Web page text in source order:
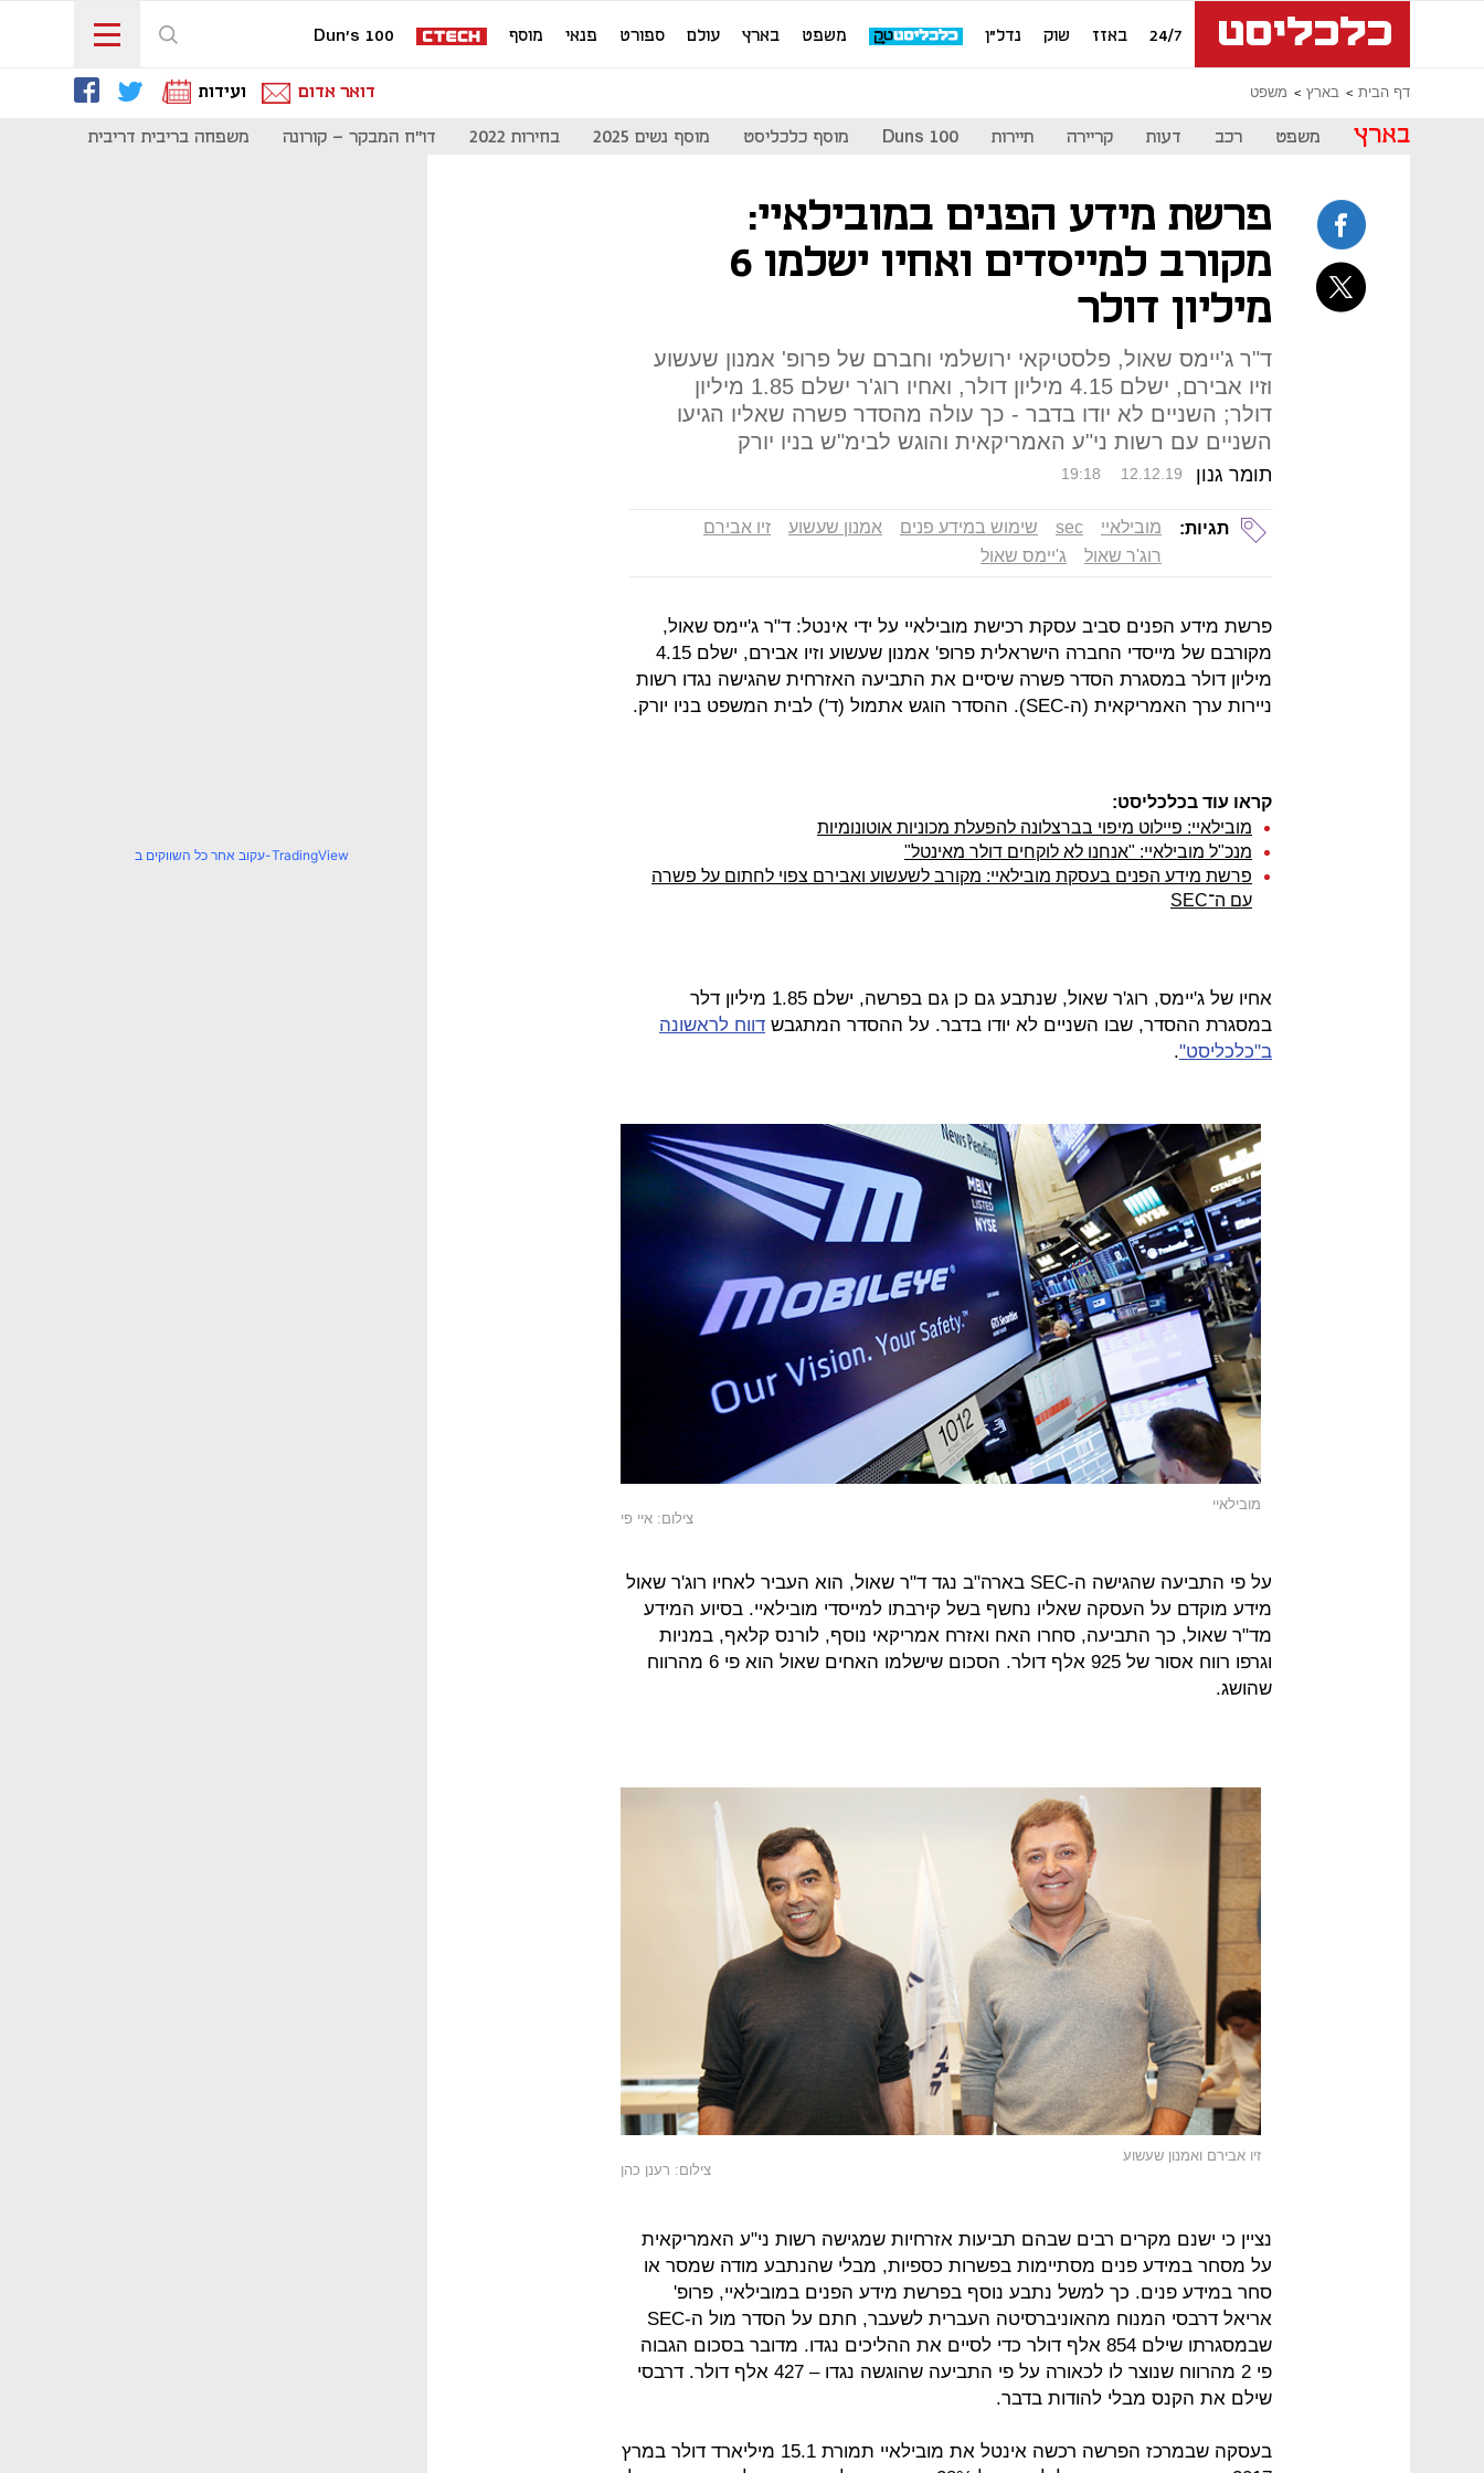
24/7 באזז שוק נדל"ן משפט בארץ עולם ספורט פנאי מוסף Dun's 100
דף הבית בארץ משפט דואר אדום ועידות
בארץ משפט רכב דעות קריירה תיירות Duns 100 מוסף כלכליסט מוסף נשים 2025 בחירות 2022 דו"ח המבקר - קורונה משפחה בריבית דריבית
פרשת מידע הפנים במובילאיי:
מקורב למייסדים ואחיו ישלמו 6
מיליון דולר
ד"ר ג'יימס שאול, פלסטיקאי ירושלמי וחברם של פרופ' אמנון שעשוע
וזיו אבירם, ישלם 4.15 מיליון דולר, ואחיו רוג'ר ישלם 1.85 מיליון
דולר; השניים לא יודו בדבר - כך עולה מהסדר פשרה שאליו הגיעו
השניים עם רשות ני"ע האמריקאית והוגש לבימ"ש בניו יורק
תומר גנון 19:18 12.12.19
תגיות: מובילאיי sec שימוש במידע פנים אמנון שעשוע
זיו אבירם
רוג'ר שאול
ג'יימס שאול
פרשת מידע הפנים סביב עסקת רכישת מובילאיי על ידי אינטל: ד"ר ג'יימס שאול,
מקורבם של מייסדי החברה הישראלית פרופ' אמנון שעשוע וזיו אבירם, ישלם 4.15
מיליון דולר במסגרת הסדר פשרה שיסיים את התביעה האזרחית שהגישה נגדו רשות
ניירות ערך האמריקאית (ה-SEC). ההסדר הוגש אתמול (ד') לבית המשפט בניו יורק.
קראו עוד בכלכליסט:
מובילאיי: פיילוט מיפוי בברצלונה להפעלת מכוניות אוטונומיות
מנכ"ל מובילאיי: "אנחנו לא לוקחים דולר מאינטל"
פרשת מידע הפנים בעסקת מובילאיי: מקורב לשעשוע ואבירם צפוי לחתום על פשרה
עם ה־SEC
אחיו של ג'יימס, רוג'ר שאול, שנתבע גם כן גם בפרשה, ישלם 1.85 מיליון דלר
במסגרת ההסדר, שבו השניים לא יודו בדבר. על ההסדר המתגבש דווח לראשונה
ב"כלכליסט".
מובילאיי
צילום: איי פי
על פי התביעה שהגישה ה-SEC בארה"ב נגד ד"ר שאול, הוא העביר לאחיו רוג'ר שאול
מידע מוקדם על העסקה שאליו נחשף בשל קירבתו למייסדי מובילאיי. בסיוע המידע
מד"ר שאול, כך התביעה, סחרו האח ואזרח אמריקאי נוסף, לורנס קלאף, במניות
וגרפו רווח אסור של 925 אלף דולר. הסכום שישלמו האחים שאול הוא פי 6 מהרווח
שהושג.
זיו אבירם ואמנון שעשוע
צילום: רענן כהן
נציין כי ישנם מקרים רבים שבהם תביעות אזרחיות שמגישה רשות ני"ע האמריקאית
על מסחר במידע פנים מסתיימות בפשרות כספיות, מבלי שהנתבע מודה שמסר או
סחר במידע פנים. כך למשל נתבע נוסף בפרשת מידע הפנים במובילאיי, פרופ'
אריאל דרבסי המנוח מהאוניברסיטה העברית לשעבר, חתם על הסדר מול ה-SEC
שבמסגרתו שילם 854 אלף דולר כדי לסיים את ההליכים נגדו. מדובר בסכום הגבוה
פי 2 מהרווח שנוצר לו לכאורה על פי התביעה שהוגשה נגדו – 427 אלף דולר. דרבסי
שילם את הקנס מבלי להודות בדבר.
בעסקה שבמרכז הפרשה רכשה אינטל את מובילאיי תמורת 15.1 מיליארד דולר במרץ
עקוב אחר כל השווקים ב-TradingView